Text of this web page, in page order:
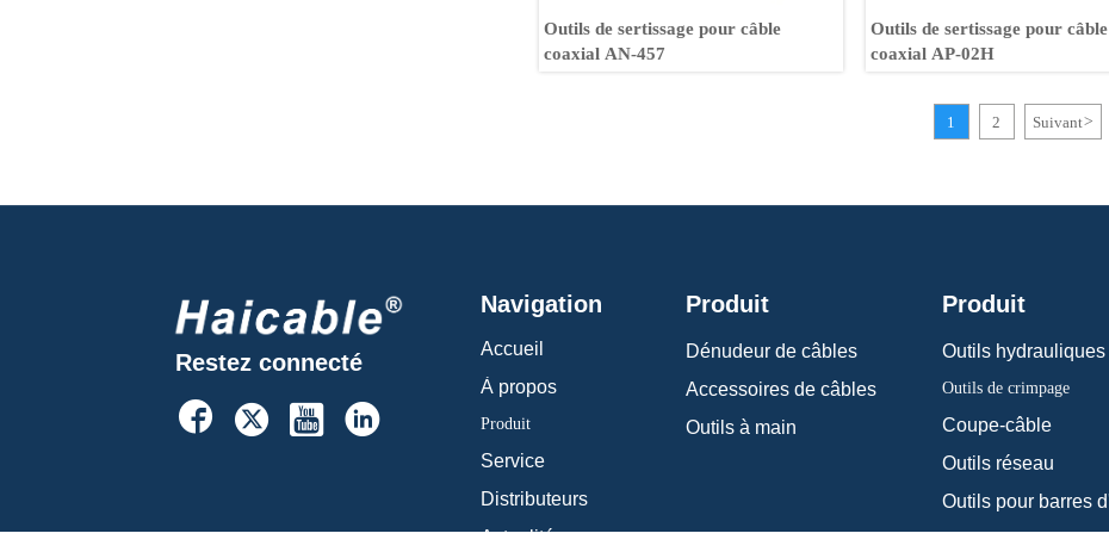
Outils de sertissage pour câble
coaxial AN-457
Outils de sertissage pour câble
coaxial AP-02H
1 2 Suivant>
Restez connecté
   
Navigation
Accueil
À propos
Produit
Service
Distributeurs
Actualités
Produit
Dénudeur de câbles
Accessoires de câbles
Outils à main
Produit
Outils hydrauliques
Outils de crimpage
Coupe-câble
Outils réseau